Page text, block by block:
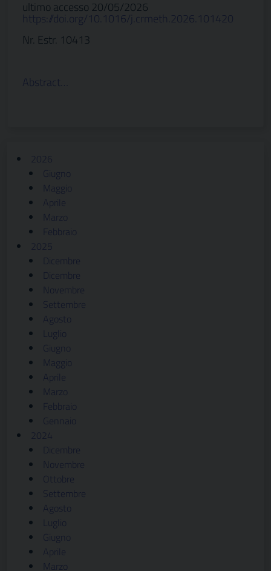
ultimo accesso 20/05/2026
https://doi.org/10.1016/j.crmeth.2026.101420
Nr. Estr. 10413
Abstract…
2026
Giugno
Maggio
Aprile
Marzo
Febbraio
2025
Dicembre
Dicembre
Novembre
Settembre
Agosto
Luglio
Giugno
Maggio
Aprile
Marzo
Febbraio
Gennaio
2024
Dicembre
Novembre
Ottobre
Settembre
Agosto
Luglio
Giugno
Aprile
Marzo